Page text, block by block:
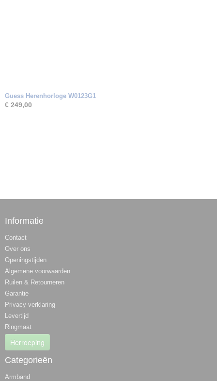
Guess Herenhorloge W0123G1
€ 249,00
Informatie
Contact
Over ons
Openingstijden
Algemene voorwaarden
Ruilen & Retourneren
Garantie
Privacy verklaring
Levertijd
Ringmaat
Herroeping
Categorieën
Armband